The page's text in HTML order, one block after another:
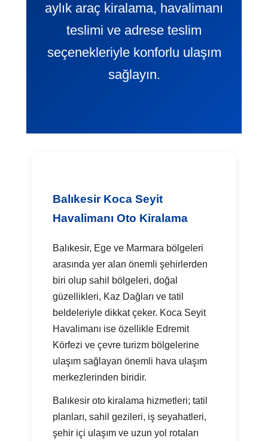
aylık araç kiralama, havalimanı
teslimi ve adrese teslim
seçenekleriyle konforlu ulaşım
sağlayın.
Balıkesir Koca Seyit
Havalimanı Oto Kiralama
Balıkesir, Ege ve Marmara bölgeleri
arasında yer alan önemli şehirlerden
biri olup sahil bölgeleri, doğal
güzellikleri, Kaz Dağları ve tatil
beldeleriyle dikkat çeker. Koca Seyit
Havalimanı ise özellikle Edremit
Körfezi ve çevre turizm bölgelerine
ulaşım sağlayan önemli hava ulaşım
merkezlerinden biridir.
Balıkesir oto kiralama hizmetleri; tatil
planları, sahil gezileri, iş seyahatleri,
şehir içi ulaşım ve uzun yol rotaları